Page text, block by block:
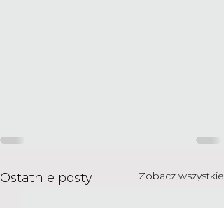
Ostatnie posty Zobacz wszystkie